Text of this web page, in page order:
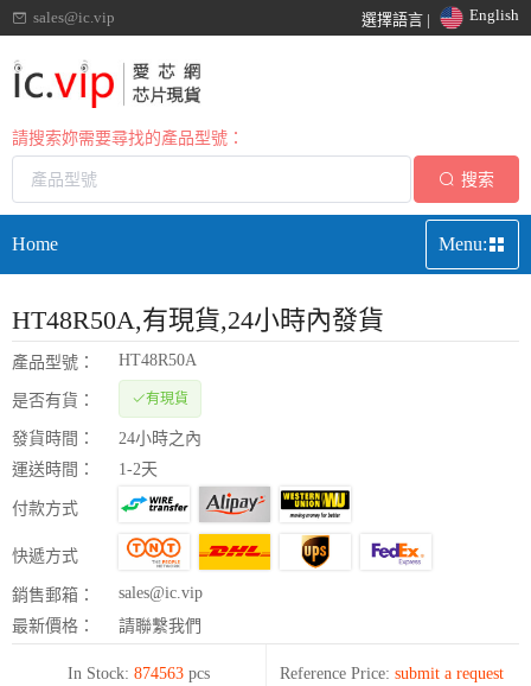
sales@ic.vip 選擇語言 | English
請搜索妳需要尋找的產品型號：
搜索
Home Menu:
HT48R50A,有現貨,24小時內發貨
產品型號： HT48R50A
是否有貨： 有現貨
發貨時間：
24小時之內
運送時間：
1-2天
付款方式
快遞方式
銷售郵箱：
sales@ic.vip
最新價格：
請聯繫我們
In Stock: 874563 pcs Reference Price: submit a request